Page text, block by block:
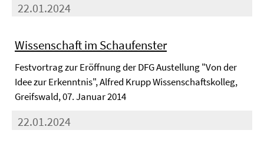
22.01.2024
Wissenschaft im Schaufenster
Festvortrag zur Eröffnung der DFG Austellung "Von der
Idee zur Erkenntnis", Alfred Krupp Wissenschaftskolleg,
Greifswald, 07. Januar 2014
22.01.2024